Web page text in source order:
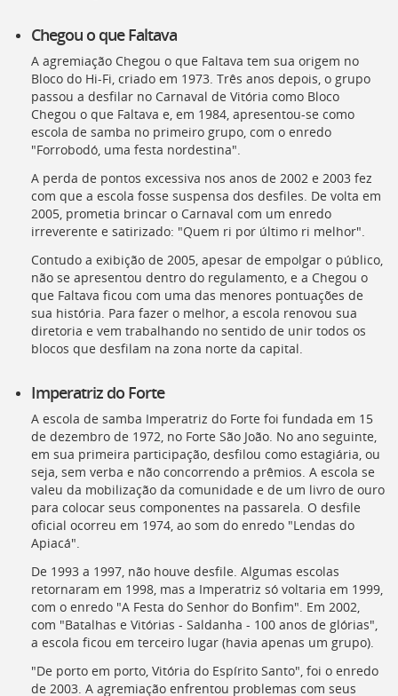
Chegou o que Faltava
A agremiação Chegou o que Faltava tem sua origem no
Bloco do Hi-Fi, criado em 1973. Três anos depois, o grupo
passou a desfilar no Carnaval de Vitória como Bloco
Chegou o que Faltava e, em 1984, apresentou-se como
escola de samba no primeiro grupo, com o enredo
"Forrobodó, uma festa nordestina".
A perda de pontos excessiva nos anos de 2002 e 2003 fez
com que a escola fosse suspensa dos desfiles. De volta em
2005, prometia brincar o Carnaval com um enredo
irreverente e satirizado: "Quem ri por último ri melhor".
Contudo a exibição de 2005, apesar de empolgar o público,
não se apresentou dentro do regulamento, e a Chegou o
que Faltava ficou com uma das menores pontuações de
sua história. Para fazer o melhor, a escola renovou sua
diretoria e vem trabalhando no sentido de unir todos os
blocos que desfilam na zona norte da capital.
Imperatriz do Forte
A escola de samba Imperatriz do Forte foi fundada em 15
de dezembro de 1972, no Forte São João. No ano seguinte,
em sua primeira participação, desfilou como estagiária, ou
seja, sem verba e não concorrendo a prêmios. A escola se
valeu da mobilização da comunidade e de um livro de ouro
para colocar seus componentes na passarela. O desfile
oficial ocorreu em 1974, ao som do enredo "Lendas do
Apiacá".
De 1993 a 1997, não houve desfile. Algumas escolas
retornaram em 1998, mas a Imperatriz só voltaria em 1999,
com o enredo "A Festa do Senhor do Bonfim". Em 2002,
com "Batalhas e Vitórias - Saldanha - 100 anos de glórias",
a escola ficou em terceiro lugar (havia apenas um grupo).
"De porto em porto, Vitória do Espírito Santo", foi o enredo
de 2003. A agremiação enfrentou problemas com seus